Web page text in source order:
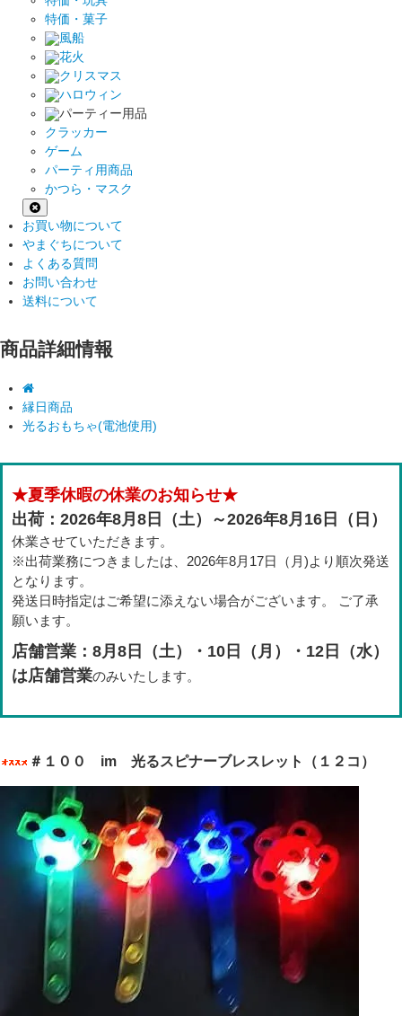
特価・菓子
風船
花火
クリスマス
ハロウィン
パーティー用品
クラッカー
ゲーム
パーティ用商品
かつら・マスク
お買い物について
やまぐちについて
よくある質問
お問い合わせ
送料について
商品詳細情報
縁日商品
光るおもちゃ(電池使用)
★夏季休暇の休業のお知らせ★
出荷：2026年8月8日（土）～2026年8月16日（日）
休業させていただきます。
※出荷業務につきましたは、2026年8月17日（月)より順次発送
となります。
発送日時指定はご希望に添えない場合がございます。 ご了承
願います。
店舗営業：8月8日（土）・10日（月）・12日（水）
は店舗営業のみいたします。
＃１００ im 光るスピナーブレスレット（１２コ）